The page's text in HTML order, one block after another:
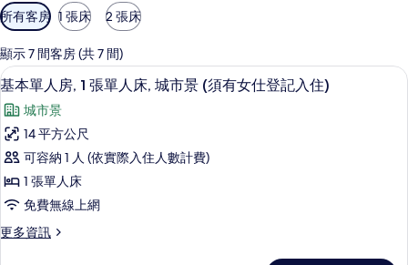
可
用
的
客
房
篩
選
條
所有客房 1 張床 2 張床
顯示 7 間客房 (共 7 間)
顯
示
基
本
單
人
1
羽絨被、客房內保險箱、書桌、遮光
5
基本單人房, 1 張單人床, 城市景 (須有女仕登記入住)
城市景
14 平方公尺
可容納 1 人 (依實際入住人數計費)
1 張單人床
免費無線上網
更多資訊
更